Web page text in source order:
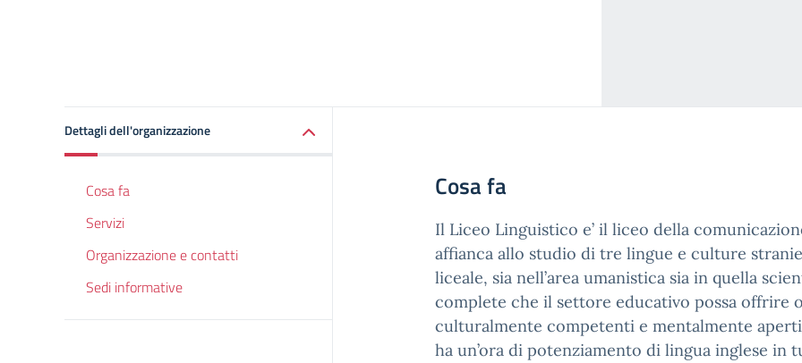
Dettagli dell'organizzazione
Cosa fa
Servizi
Organizzazione e contatti
Sedi informative
Cosa fa
Il Liceo Linguistico e’ il liceo della
affianca allo studio di tre lingue e culture
liceale, sia nell’area umanistica sia in quella
complete che il settore educativo possa offrire
culturalmente competenti e mentalmente
ha un’ora di potenziamento di lingua inglese in